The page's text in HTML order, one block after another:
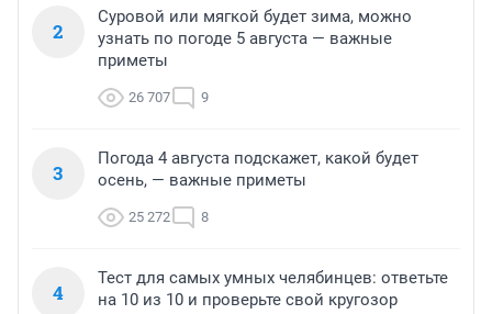
2
Суровой или мягкой будет зима, можно
узнать по погоде 5 августа — важные
приметы
26 707 9
3
Погода 4 августа подскажет, какой будет
осень, — важные приметы
25 272 8
4
Тест для самых умных челябинцев: ответьте
на 10 из 10 и проверьте свой кругозор